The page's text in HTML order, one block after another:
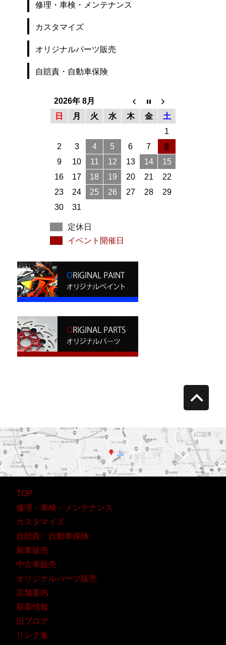
修理・車検・メンテナンス
カスタマイズ
オリジナルパーツ販売
自賠責・自動車保険
2026年 8月
日
月 火 水 木 金
土
1
2
3 4 5 6 7
8
9
10 11 12 13 14
15
16
17 18 19 20 21
22
23
24 25 26 27 28
29
30
31
定休日
イベント開催日
top
TOP
修理・車検・メンテナンス
カスタマイズ
自賠責・自動車保険
新車販売
中古車販売
オリジナルパーツ販売
店舗案内
新着情報
旧ブログ
リンク集